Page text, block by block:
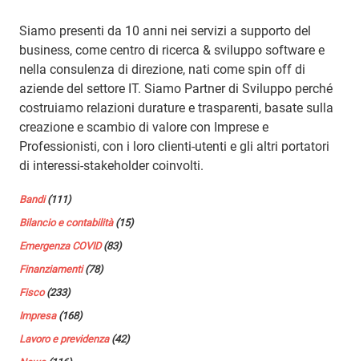
Siamo presenti da 10 anni nei servizi a supporto del
business, come centro di ricerca & sviluppo software e
nella consulenza di direzione, nati come spin off di
aziende del settore IT. Siamo Partner di Sviluppo perché
costruiamo relazioni durature e trasparenti, basate sulla
creazione e scambio di valore con Imprese e
Professionisti, con i loro clienti-utenti e gli altri portatori
di interessi-stakeholder coinvolti.
Bandi(111)
Bilancio e contabilità(15)
Emergenza COVID(83)
Finanziamenti(78)
Fisco(233)
Impresa(168)
Lavoro e previdenza(42)